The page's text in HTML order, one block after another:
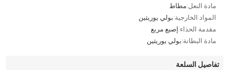
مادة النعل:مطاط
المواد الخارجية:بولي يوريثين
مقدمة الحذاء:إصبع مربع
مادة البطانة:بولي يوريثين
تفاصيل السلعة